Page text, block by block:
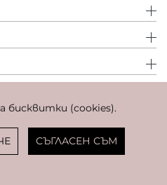
бисквитки (cookies).
СЪГЛАСЕН СЪМ
1 EUR = 1,95583 BGN